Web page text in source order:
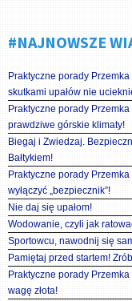
#NAJNOWSZE
Praktyczne porady
skutkami upałów nie
Praktyczne porady
prawdziwe górskie klimaty!
Biegaj i Zwiedzaj.
Bałtykiem!
Praktyczne porady
wyłączyć „bezpiecznik”!
Nie daj się upałom!
Wodowanie, czyli jak
Sportowcu, nawodnij się
Pamiętaj przed startem!
Praktyczne porady
wagę złota!